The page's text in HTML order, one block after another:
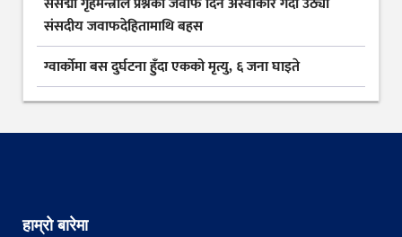
संसदीय जवाफदेहितामाथि बहस
ग्वार्कोमा बस दुर्घटना हुँदा एकको मृत्यु, ६ जना घाइते
हाम्रो बारेमा